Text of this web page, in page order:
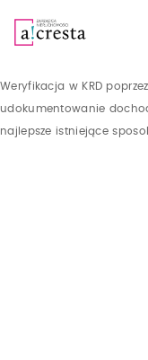
Weryfikacja w KRD
udokumentowanie
najlepsze istniejące